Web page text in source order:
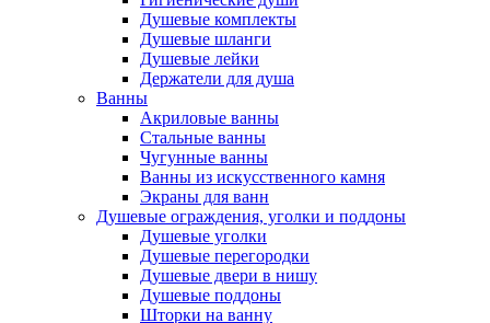
Душевые комплекты
Душевые шланги
Душевые лейки
Держатели для душа
Ванны
Акриловые ванны
Стальные ванны
Чугунные ванны
Ванны из искусственного камня
Экраны для ванн
Душевые ограждения, уголки и поддоны
Душевые уголки
Душевые перегородки
Душевые двери в нишу
Душевые поддоны
Шторки на ванну